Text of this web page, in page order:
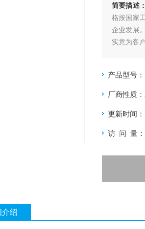
简要描述：
格按国家
企业发展
实意为客
产品型号：
厂商性质：
更新时间：
访 问 量：
介绍